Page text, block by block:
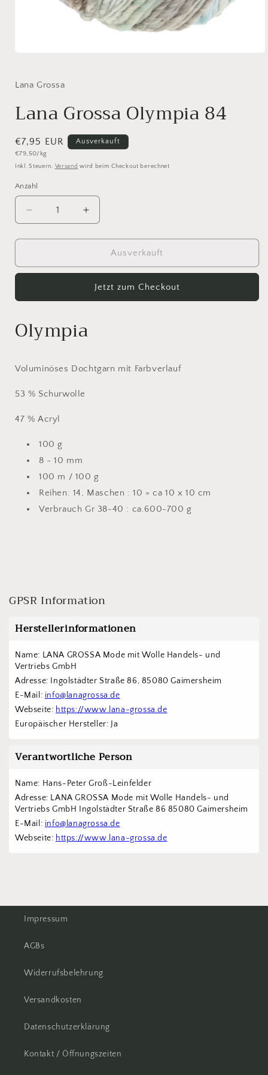
Modal
Lana Grossa
Lana Grossa Olympia 84
Normaler
Preis
€7,95 EUR
Grundpreis
€79,50/kg
Ausverkauft
Inkl. Steuern. Versand wird beim Checkout berechnet
Anzahl
Anzahl
Verringere
die
Menge
Lana
84
Erhöhe
die
Menge
Lana
Olympia
84
Ausverkauft
Jetzt zum Checkout
Olympia
Voluminöses Dochtgarn mit Farbverlauf
53 % Schurwolle
47 % Acryl
100 g
8 - 10 mm
100 m / 100 g
Reihen: 14, Maschen : 10 = ca 10 x 10 cm
Verbrauch Gr 38-40 : ca.600-700 g
GPSR Information
Herstellerinformationen
Name: LANA GROSSA Mode mit Wolle Handels- und
Vertriebs GmbH
Adresse: Ingolstädter Straße 86, 85080 Gaimersheim
E-Mail: info@lanagrossa.de
Webseite: https://www.lana-grossa.de
Europäischer Hersteller: Ja
Verantwortliche Person
Name: Hans-Peter Groß-Leinfelder
Adresse: LANA GROSSA Mode mit Wolle Handels- und
Vertriebs GmbH Ingolstädter Straße 86 85080 Gaimersheim
E-Mail: info@lanagrossa.de
Webseite: https://www.lana-grossa.de
Impressum
AGBs
Widerrufsbelehrung
Versandkosten
Datenschutzerklärung
Kontakt / Öffnungszeiten